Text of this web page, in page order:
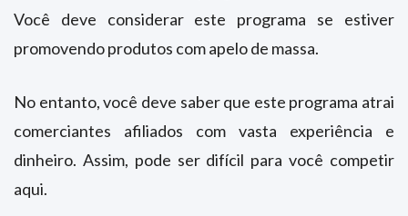
Você deve considerar este programa se estiver
promovendo produtos com apelo de massa.
No entanto, você deve saber que este programa atrai
comerciantes afiliados com vasta experiência e
dinheiro. Assim, pode ser difícil para você competir
aqui.